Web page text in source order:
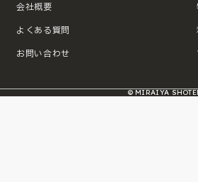
会社概要
よくある質問
お問い合わせ
© MIRAIYA